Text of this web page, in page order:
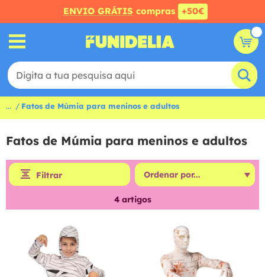
ENVIO GRÁTIS compras +50€
... Fatos de Múmia para meninos e adultos
Fatos de Múmia para meninos e adultos
Filtrar
4artigos